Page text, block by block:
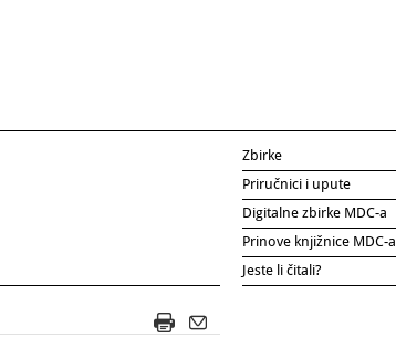
Zbirke
Priručnici i upute
Digitalne zbirke MDC-a
Prinove knjižnice MDC-a
Jeste li čitali?